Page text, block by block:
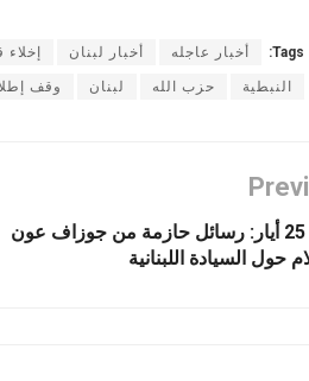
Tags: أخبار عاجله أخبار لبنان
النبطية حزب الله لبنان وقف
في ذكرى 25 أيار: رسائل حازمة من جوزاف عون
حول السيادة اللبنانية